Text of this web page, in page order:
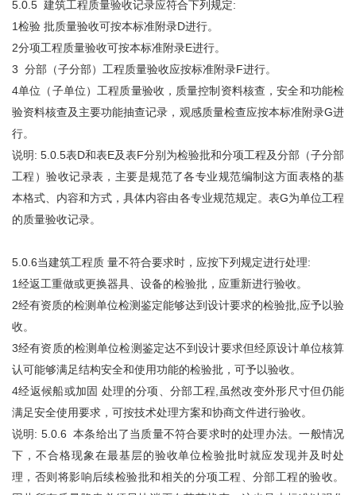
5.0.5 建筑工程质量验收记录应符合下列规定:
1检验 批质量验收可按本标准附录D进行。
2分项工程质量验收可按本标准附录E进行。
3 分部（子分部）工程质量验收应按标准附录F进行。
4单位（子单位）工程质量验收，质量控制资料核查，安全和功能检
验资料核查及主要功能抽查记录，观感质量检查应按本标准附录G进
行。
说明: 5.0.5表D和表E及表F分别为检验批和分项工程及分部（子分部
工程）验收记录表，主要是规范了各专业规范编制这方面表格的基
本格式、内容和方式，具体内容由各专业规范规定。表G为单位工程
的质量验收记录。
5.0.6当建筑工程质 量不符合要求时，应按下列规定进行处理:
1经返工重做或更换器具、设备的检验批，应重新进行验收。
2经有资质的检测单位检测鉴定能够达到设计要求的检验批,应予以验
收。
3经有资质的检测单位检测鉴定达不到设计要求但经原设计单位核算
认可能够满足结构安全和使用功能的检验批，可予以验收。
4经返候船或加固 处理的分项、分部工程,虽然改变外形尺寸但仍能
满足安全使用要求，可按技术处理方案和协商文件进行验收。
说明: 5.0.6 本条给出了当质量不符合要求时的处理办法。一般情况
下，不合格现象在最基层的验收单位检验批时就应发现并及时处
理，否则将影响后续检验批和相关的分项工程、分部工程的验收。